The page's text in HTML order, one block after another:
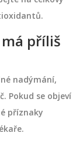
příliš
nadýmání,
Pokud se objeví
příznaky